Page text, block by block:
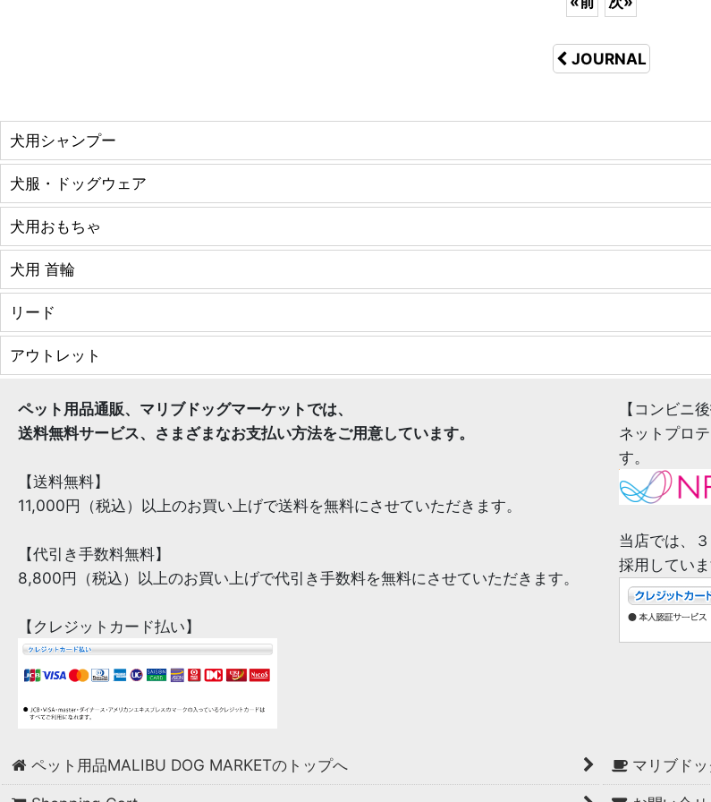
JOURNAL
犬用シャンプー
犬服・ドッグウェア
犬用おもちゃ
犬用 首輪
リード
アウトレット
ペット用品通販、マリブドッグマーケットでは、
送料無料サービス、さまざまなお支払い方法をご用意しています。
【送料無料】
11,000円（税込）以上のお買い上げで送料を無料にさせていただきます。
【代引き手数料無料】
8,800円（税込）以上のお買い上げで代引き手数料を無料にさせていただきます。
【クレジットカード払い】
【コンビニ後
ネットプロ
す。
当店では、
採用してい
ペット用品MALIBU DOG MARKETのトップへ マリブド